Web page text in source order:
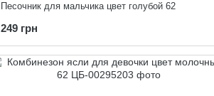
Песочник для мальчика цвет голубой 62
249 грн